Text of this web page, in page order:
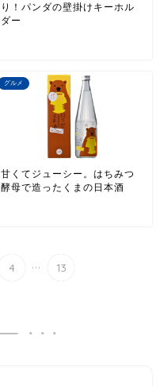
り！パンダの壁掛けキーホル
ダー
グルメ
甘くてジューシー。はちみつ
酵母で造ったくまの日本酒
4 ... 13